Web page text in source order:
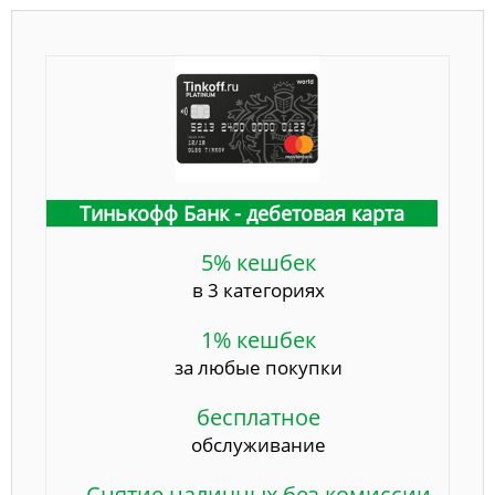
Тинькофф Банк - дебетовая карта
5% кешбек
в 3 категориях
1% кешбек
за любые покупки
бесплатное
обслуживание